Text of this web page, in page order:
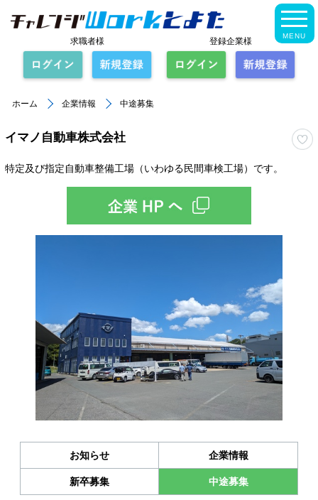
MENU
求職者様 登録企業様
ホーム 企業情報 中途募集
イマノ自動車株式会社
特定及び指定自動車整備工場（いわゆる民間車検工場）です。
お知らせ 企業情報
新卒募集 中途募集